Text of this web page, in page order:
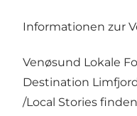
Informationen zur
Venøsund Lokale
Destination
/Local Stories